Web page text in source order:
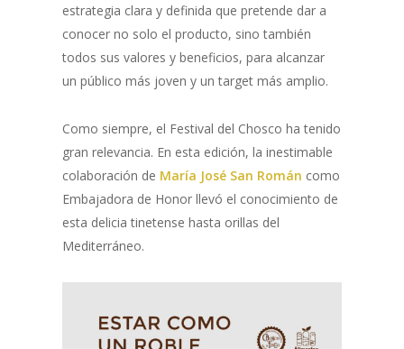
estrategia clara y definida que pretende dar a
conocer no solo el producto, sino también
todos sus valores y beneficios, para alcanzar
un público más joven y un target más amplio.
Como siempre, el Festival del Chosco ha tenido
gran relevancia. En esta edición, la inestimable
colaboración de María José San Román como
Embajadora de Honor llevó el conocimiento de
esta delicia tinetense hasta orillas del
Mediterráneo.